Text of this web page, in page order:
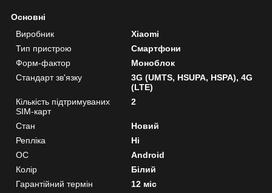
Основні
Виробник
Xiaomi
Тип пристрою
Смартфони
Форм-фактор
Моноблок
Стандарт зв'язку
3G (UMTS, HSUPA, HSPA), 4G
(LTE)
Кількість підтримуваних
SIM-карт
2
Стан
Новий
Репліка
Ні
ОС
Android
Колір
Білий
Гарантійний термін
12 міс